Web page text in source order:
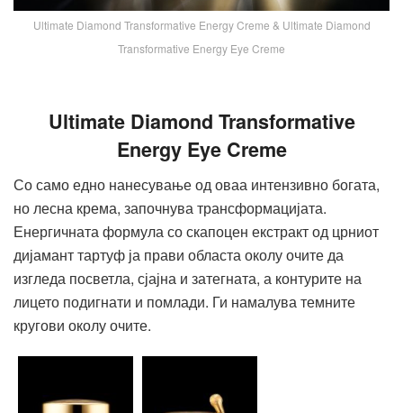
Ultimate Diamond Transformative Energy Creme & Ultimate Diamond
Transformative Energy Eye Creme
Ultimate Diamond Transformative
Energy Eye Creme
Со само едно нанесување од оваа интензивно богата,
но лесна крема, започнува трансформацијата.
Енергичната формула со скапоцен екстракт од црниот
дијамант тартуф ја прави областа околу очите да
изгледа посветла, сјајна и затегната, а контурите на
лицето подигнати и помлади. Ги намалува темните
кругови околу очите.